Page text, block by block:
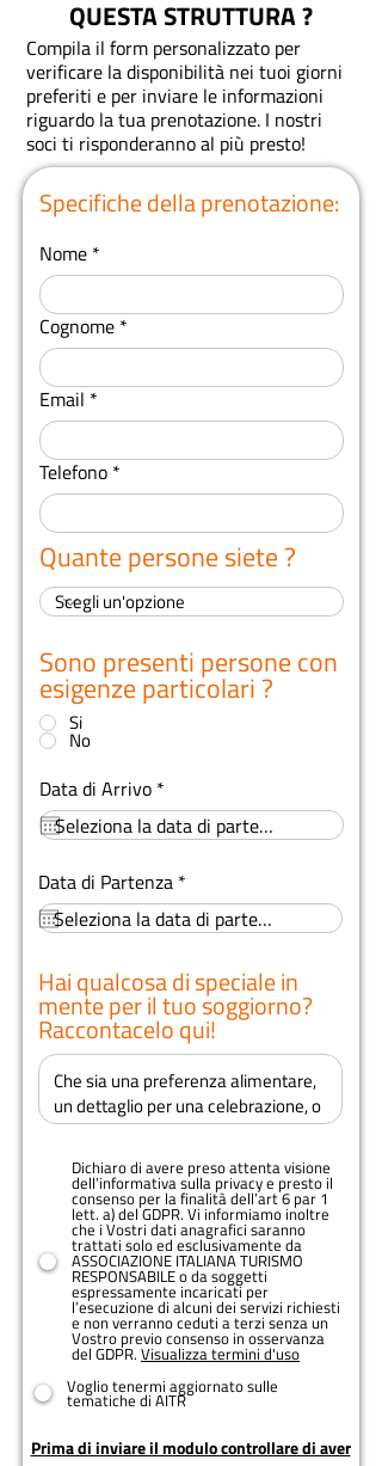
QUESTA STRUTTURA ?
Compila il form personalizzato per
verificare la disponibilità nei tuoi giorni
preferiti e per inviare le informazioni
riguardo la tua prenotazione. I nostri
soci ti risponderanno al più presto!
Specifiche della prenotazione:
Nome
Cognome
Email
Telefono
Quante persone siete ?
Sono presenti persone con
esigenze particolari ?
Si
No
Data di Arrivo *
e
q
u
r
e
d
Data di Partenza *
e
q
u
r
e
d
Hai qualcosa di speciale in
mente per il tuo soggiorno?
Raccontacelo qui!
Dichiaro di avere preso attenta visione
dell’informativa sulla privacy e presto il
consenso per la finalità dell’art 6 par 1
lett. a) del GDPR. Vi informiamo inoltre
che i Vostri dati anagrafici saranno
trattati solo ed esclusivamente da
ASSOCIAZIONE ITALIANA TURISMO
RESPONSABILE o da soggetti
espressamente incaricati per
l’esecuzione di alcuni dei servizi richiesti
e non verranno ceduti a terzi senza un
Vostro previo consenso in osservanza
del GDPR. Visualizza termini d'uso
Voglio tenermi aggiornato sulle
tematiche di AITR
Prima di inviare il modulo controllare di aver